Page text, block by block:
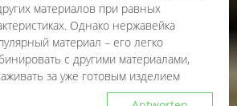
материалов при равных
Однако нержавейка
материал – его легко
с другими материалами,
за уже готовым изделием